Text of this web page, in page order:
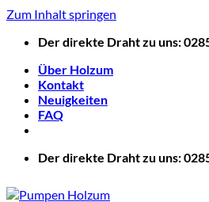
Zum Inhalt springen
Der direkte Draht zu uns:
Über Holzum
Kontakt
Neuigkeiten
FAQ
Der direkte Draht zu uns: